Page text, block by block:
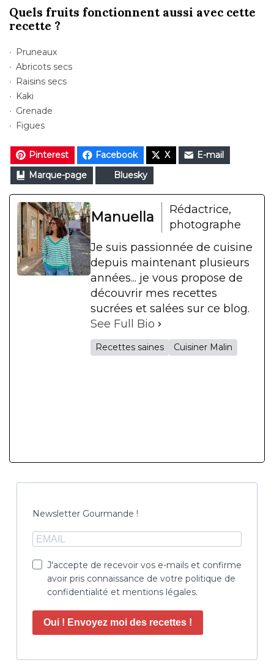
Quels fruits fonctionnent aussi avec cette
recette ?
Pruneaux
Abricots secs
Raisins secs
Kaki
Grenade
Figues
Pinterest Facebook X
E-mail
Marque-page
Bluesky
Manuella
Rédactrice,
photographe
Je suis passionnée de cuisine
depuis maintenant plusieurs
années... je vous propose de
découvrir mes recettes
sucrées et salées sur ce blog.
See Full Bio
Recettes saines Cuisiner Malin
Newsletter Gourmande !
J'accepte de recevoir vos e-mails et confirme
avoir pris connaissance de votre politique de
confidentialité et mentions légales.
Oui ! Envoyez moi des recettes !